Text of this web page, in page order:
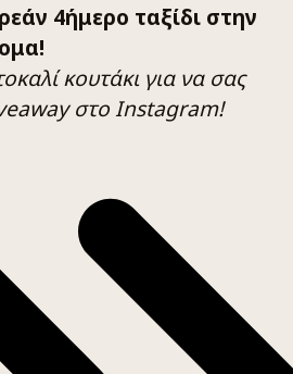
4ήμερο ταξίδι στην
κουτάκι για να σας
στο Instagram!